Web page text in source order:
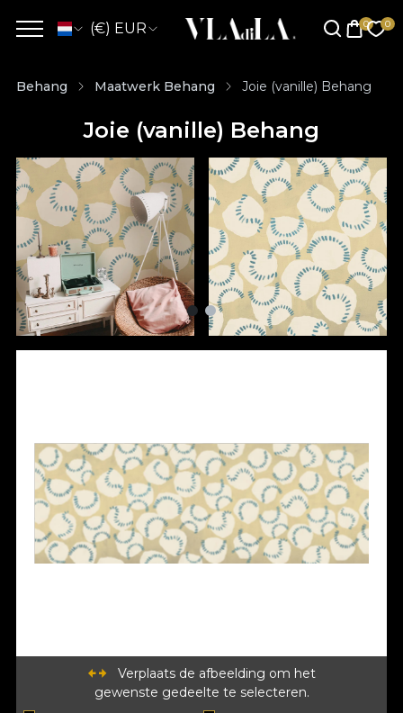
(€) EUR
Behang Maatwerk Behang Joie (vanille) Behang
Joie (vanille) Behang
Verplaats de afbeelding om het
gewenste gedeelte te selecteren.